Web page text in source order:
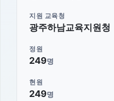
지원 교육청
광주하남교육지원청
정원
249명
현원
249명